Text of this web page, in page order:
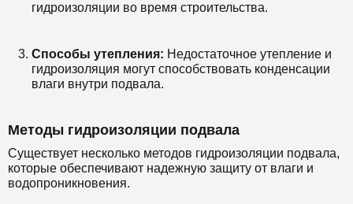
гидроизоляции во время строительства.
Способы утепления: Недостаточное утепление и
гидроизоляция могут способствовать конденсации
влаги внутри подвала.
Методы гидроизоляции подвала
Существует несколько методов гидроизоляции подвала,
которые обеспечивают надежную защиту от влаги и
водопроникновения.